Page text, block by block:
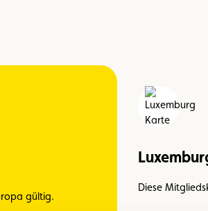
gültig.
Diese